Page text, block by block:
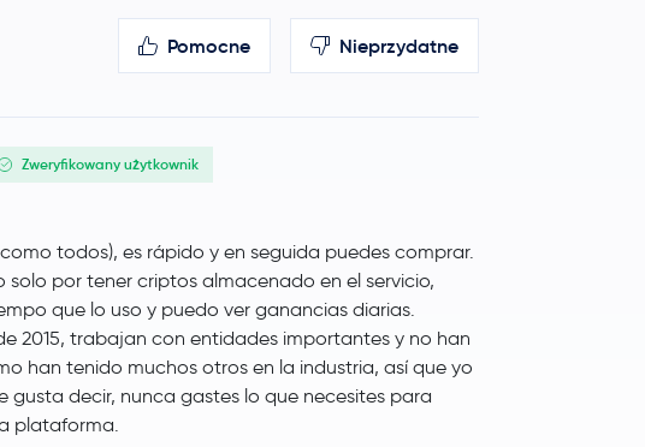
Pomocne Nieprzydatne
Zweryfikowany użytkownik
todos), es rápido y en seguida puedes comprar.
solo por tener criptos almacenado en el servicio,
que lo uso y puedo ver ganancias diarias.
2015, trabajan con entidades importantes y no han
han tenido muchos otros en la industria, así que yo
decir, nunca gastes lo que necesites para
plataforma.